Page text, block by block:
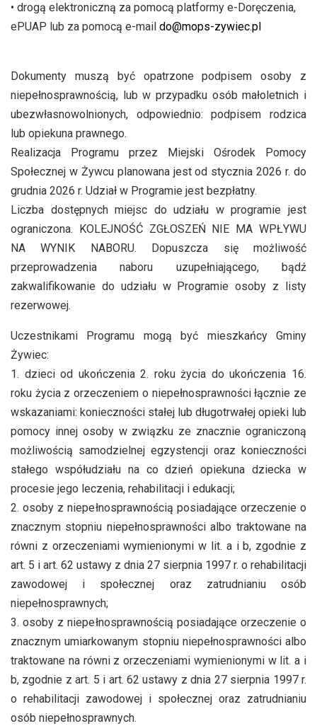
• drogą elektroniczną za pomocą platformy e-Doręczenia,
ePUAP lub za pomocą e-mail do@mops-zywiec.pl
Dokumenty muszą być opatrzone podpisem osoby z
niepełnosprawnością, lub w przypadku osób małoletnich i
ubezwłasnowolnionych, odpowiednio: podpisem rodzica
lub opiekuna prawnego.
Realizacja Programu przez Miejski Ośrodek Pomocy
Społecznej w Żywcu planowana jest od stycznia 2026 r. do
grudnia 2026 r. Udział w Programie jest bezpłatny.
Liczba dostępnych miejsc do udziału w programie jest
ograniczona. KOLEJNOŚĆ ZGŁOSZEŃ NIE MA WPŁYWU
NA WYNIK NABORU. Dopuszcza się możliwość
przeprowadzenia naboru uzupełniającego, bądź
zakwalifikowanie do udziału w Programie osoby z listy
rezerwowej.
Uczestnikami Programu mogą być mieszkańcy Gminy
Żywiec:
1. dzieci od ukończenia 2. roku życia do ukończenia 16.
roku życia z orzeczeniem o niepełnosprawności łącznie ze
wskazaniami: konieczności stałej lub długotrwałej opieki lub
pomocy innej osoby w związku ze znacznie ograniczoną
możliwością samodzielnej egzystencji oraz konieczności
stałego współudziału na co dzień opiekuna dziecka w
procesie jego leczenia, rehabilitacji i edukacji;
2. osoby z niepełnosprawnością posiadające orzeczenie o
znacznym stopniu niepełnosprawności albo traktowane na
równi z orzeczeniami wymienionymi w lit. a i b, zgodnie z
art. 5 i art. 62 ustawy z dnia 27 sierpnia 1997 r. o rehabilitacji
zawodowej i społecznej oraz zatrudnianiu osób
niepełnosprawnych;
3. osoby z niepełnosprawnością posiadające orzeczenie o
znacznym umiarkowanym stopniu niepełnosprawności albo
traktowane na równi z orzeczeniami wymienionymi w lit. a i
b, zgodnie z art. 5 i art. 62 ustawy z dnia 27 sierpnia 1997 r.
o rehabilitacji zawodowej i społecznej oraz zatrudnianiu
osób niepełnosprawnych.